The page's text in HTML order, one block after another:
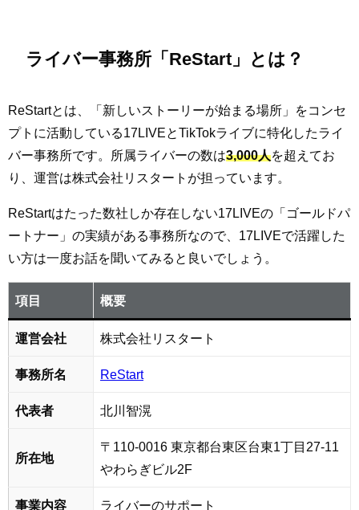
ライバー事務所「ReStart」とは？
ReStartとは、「新しいストーリーが始まる場所」をコンセ
プトに活動している17LIVEとTikTokライブに特化したライ
バー事務所です。所属ライバーの数は3,000人を超えてお
り、運営は株式会社リスタートが担っています。
ReStartはたった数社しか存在しない17LIVEの「ゴールドパ
ートナー」の実績がある事務所なので、17LIVEで活躍した
い方は一度お話を聞いてみると良いでしょう。
項目 概要
運営会社 株式会社リスタート
事務所名 ReStart
代表者 北川智滉
所在地
〒110-0016 東京都台東区台東1丁目27-11
やわらぎビル2F
事業内容 ライバーのサポート